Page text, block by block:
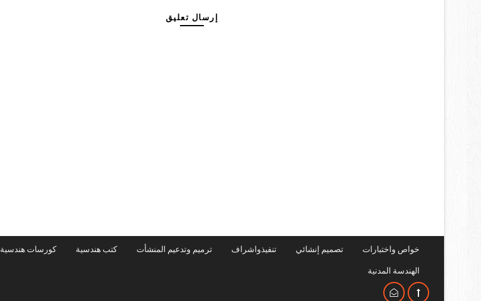
إرسال تعليق
خواص واختبارات تصميم إنشائي تنفيذواشراف ترميم وتدعيم المنشأت كتب هندسية كورسات هندسية
الهندسة المدنية